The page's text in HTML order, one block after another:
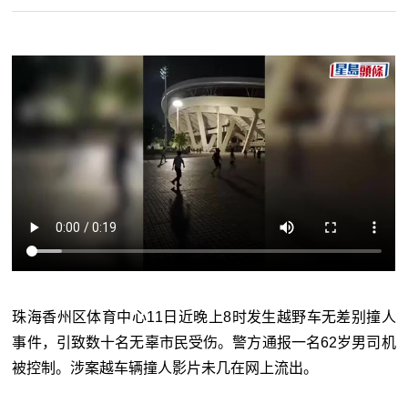
珠海香州区体育中心11日近晚上8时发生越野车无差别撞人
事件，引致数十名无辜市民受伤。警方通报一名62岁男司机
被控制。涉案越车辆撞人影片未几在网上流出。